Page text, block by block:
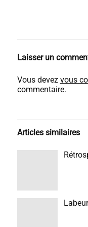
Laisser un
Vous devez vous
commentaire.
Articles similaires
Labeur